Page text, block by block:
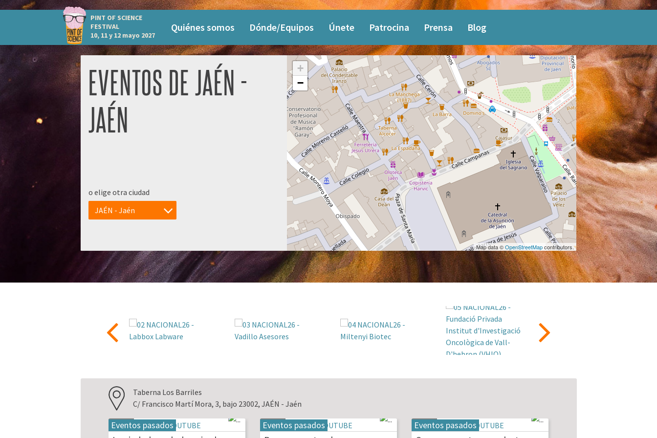
PINT OF SCIENCE
FESTIVAL
10, 11 y 12 mayo 2027
Quiénes somos Dónde/Equipos Únete Patrocina Prensa Blog
EVENTOS DE JAÉN -
JAÉN
o elige otra ciudad
JAÉN - Jaén
+
−
Map data ©OpenStreetMapcontributors.
Taberna Los Barriles
C/ Francisco Martí Mora, 3, bajo 23002, JAÉN - Jaén
18
Eventos pasados
19
Eventos pasados
20
Eventos pasados